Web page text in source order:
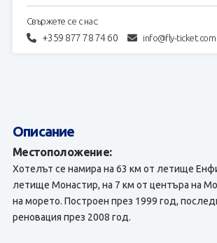
Свържете се с нас:
+359 877 78 74 60 info@fly-ticket.com
Описание
Местоположение:
Хотелът се намира на 63 км от летище
летище Монастир, на 7 км от центъра на
на морето. Построен през 1999 год,
реновация през 2008 год.